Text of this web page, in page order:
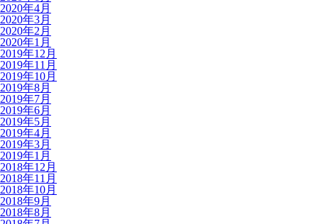
2020年4月
2020年3月
2020年2月
2020年1月
2019年12月
2019年11月
2019年10月
2019年8月
2019年7月
2019年6月
2019年5月
2019年4月
2019年3月
2019年1月
2018年12月
2018年11月
2018年10月
2018年9月
2018年8月